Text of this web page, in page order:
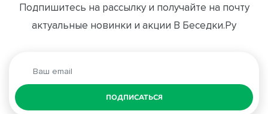
Подпишитесь на рассылку и получайте на почту
актуальные новинки и акции В Беседки.Ру
ПОДПИСАТЬСЯ